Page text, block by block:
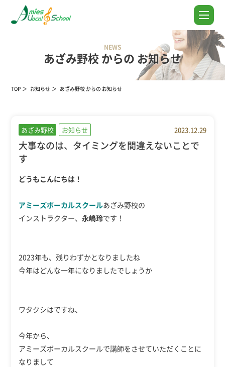
NEWS
あざみ野校 からの お知らせ
TOP お知らせ あざみ野校 からの お知らせ
あざみ野校 お知らせ 2023.12.29
大事なのは、タイミングを間違えないことで
す
どうもこんにちは！
アミーズボーカルスクールあざみ野校の
インストラクター、永嶋玲です！
2023年も、残りわずかとなりましたね
今年はどんな一年になりましたでしょうか
ワタクシはですね、
今年から、
アミーズボーカルスクールで講師をさせていただくことに
なりまして